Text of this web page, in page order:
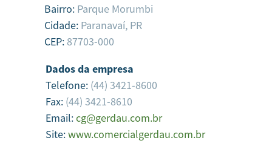
Bairro: Parque Morumbi
Cidade: Paranavaí, PR
CEP:87703-000
Dados da empresa
Telefone: (44) 3421-8600
Fax: (44) 3421-8610
Email:cg@gerdau.com.br
Site:www.comercialgerdau.com.br